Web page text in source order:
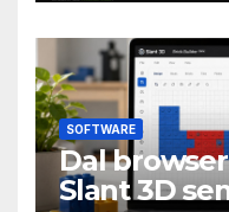
SOFTWARE
Dal
Slant 3D